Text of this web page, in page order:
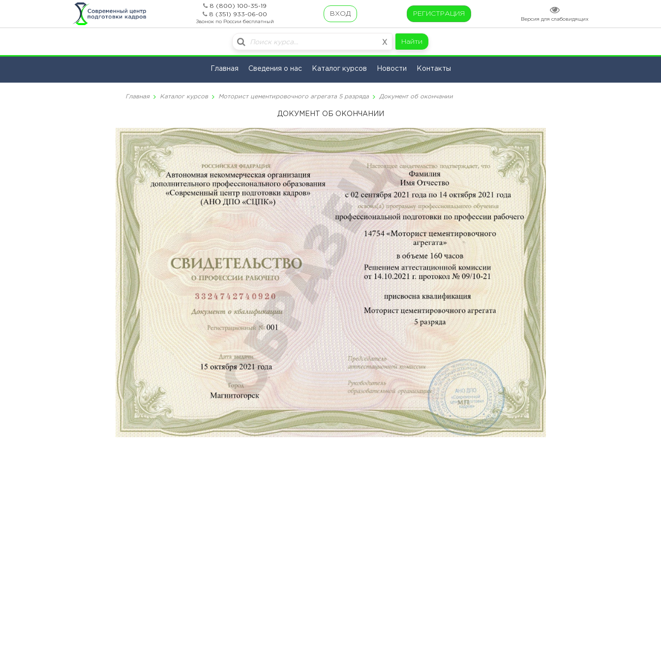
8 (800) 100-35-19
8 (351) 933-06-00
Звонок по России бесплатный
ВХОД РЕГИСТРАЦИЯ
Версия для слабовидящих
X Найти
Главная Сведения о нас Каталог курсов Новости Контакты
Главная Каталог курсов Моторист цементировочного агрегата 5 разряда Документ об окончании
ДОКУМЕНТ ОБ ОКОНЧАНИИ